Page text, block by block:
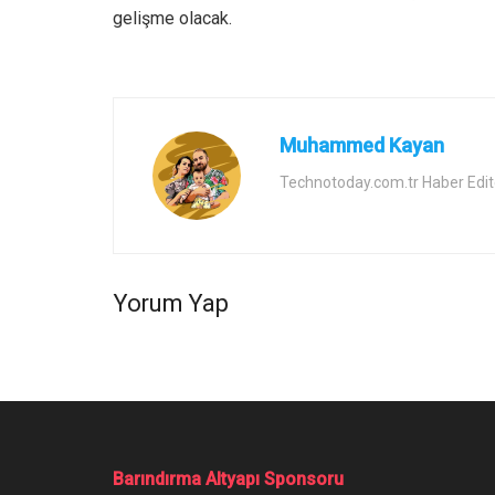
gelişme olacak.
Muhammed Kayan
Technotoday.com.tr Haber
Yorum Yap
Barındırma Altyapı Sponsoru